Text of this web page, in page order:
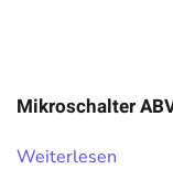
Mikroschalter
Weiterlesen